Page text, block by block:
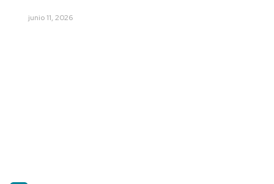
junio 11, 2026